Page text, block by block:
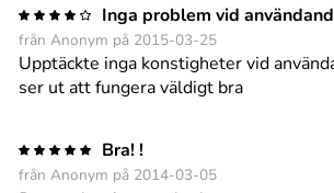
Inga problem vid
från Anonym på 2015-03-25
Upptäckte inga konstigheter vid
ser ut att fungera väldigt bra
Bra! !
från Anonym på 2014-03-05